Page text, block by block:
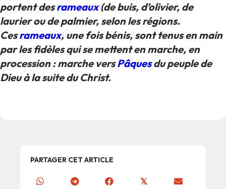
portent desrameaux(de buis, d’olivier, de
laurier ou de palmier, selon les régions.
Cesrameaux, une fois bénis, sont tenus en main
par les fidèles qui se mettent en marche, en
procession : marche versPâquesdu peuple de
Dieu à la suite du Christ.
PARTAGER CET ARTICLE
𝕏